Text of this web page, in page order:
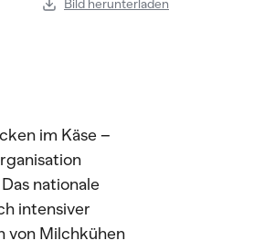
Bild herunterladen
im Käse –
nationale
intensiver
von Milchkühen